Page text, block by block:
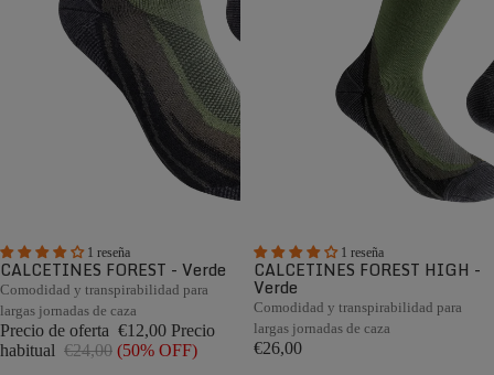
1 reseña
CALCETINES FOREST - Verde
Comodidad y transpirabilidad para
largas jornadas de caza
Precio de oferta €12,00 Precio
habitual €24,00 (50% OFF)
1 reseña
CALCETINES FOREST HIGH -
Verde
Comodidad y transpirabilidad para
largas jornadas de caza
€26,00